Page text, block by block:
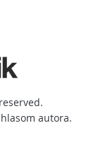
autora.